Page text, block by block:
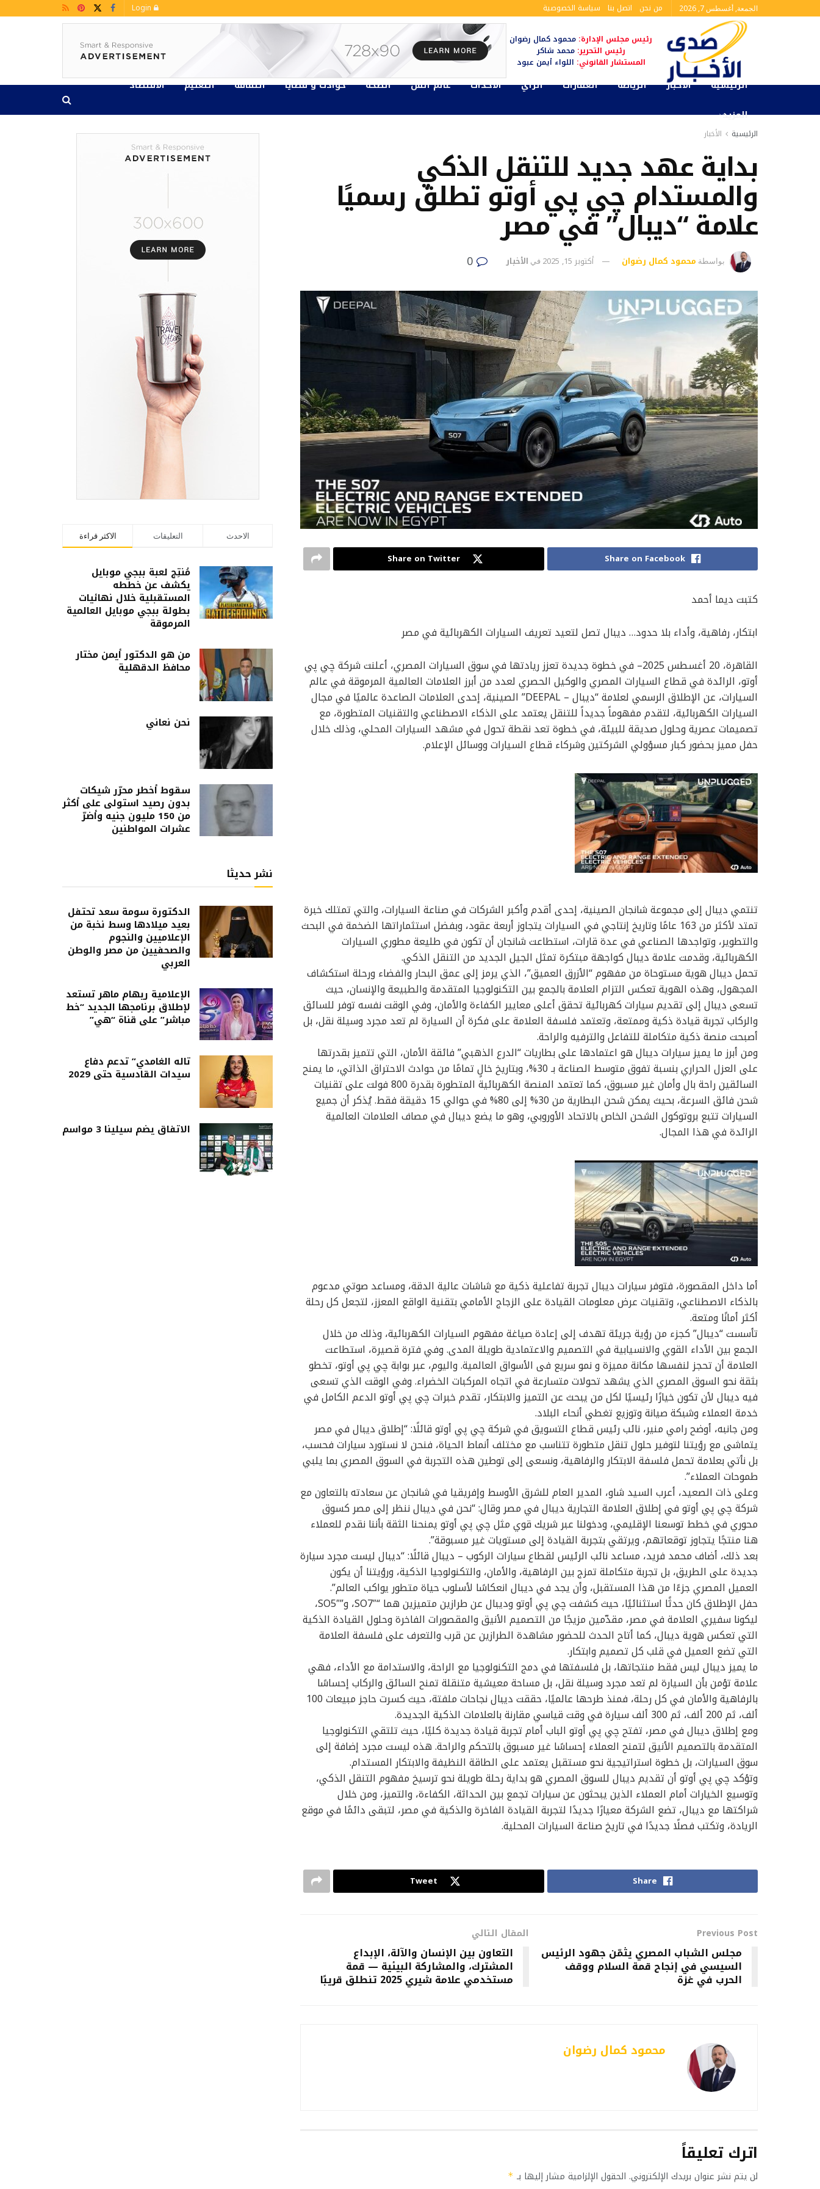
الجمعة, أغسطس 7, 2026 من نحن اتصل بنا سياسة الخصوصية
رئيس مجلس الإدارة: محمود كمال رضوان
رئيس التحرير:محمد شاكر
المستشار القانوني: اللواء أيمن عبود
الرئيسية الأخبار الرياضة العقارات الرأي الأحداث عالم الفن الصحة حوادث و قضايا الثقافة التعليم
الاقتصاد
المزيد
الرئيسية الأخبار
بداية عهد جديد للتنقل الذكي
والمستدام چي پي أوتو تطلق رسميًا
علامة “ديبال” في مصر
بواسطة محمود كمال رضوان أكتوبر 15, 2025 في الأخبار
Share on Facebook
Share on Twitter
كتبت ديما أحمد
ابتكار، رفاهية، وأداء بلا حدود… ديبال تصل لتعيد تعريف السيارات الكهربائية في مصر
القاهرة، 20 أغسطس 2025– في خطوة جديدة تعزز ريادتها في سوق السيارات المصري، أعلنت شركة چي پي
أوتو، الرائدة في قطاع السيارات المصري والوكيل الحصري لعدد من أبرز العلامات العالمية المرموقة في عالم
السيارات، عن الإطلاق الرسمي لعلامة “ديبال – DEEPAL” الصينية، إحدى العلامات الصاعدة عالميًا في مجال
السيارات الكهربائية، لتقدم مفهوماً جديداً للتنقل يعتمد على الذكاء الاصطناعي والتقنيات المتطورة، مع
تصميمات عصرية وحلول صديقة للبيئة، في خطوة تعد نقطة تحول في مشهد السيارات المحلي، وذلك خلال
حفل مميز بحضور كبار مسؤولي الشركتين وشركاء قطاع السيارات ووسائل الإعلام.
تنتمي ديبال إلى مجموعة شانجان الصينية، إحدى أقدم وأكبر الشركات في صناعة السيارات، والتي تمتلك خبرة
تمتد لأكثر من 163 عامًا وتاريخ إنتاجي في السيارات يتجاوز أربعة عقود، وبفضل استثماراتها الضخمة في البحث
والتطوير، وتواجدها الصناعي في عدة قارات، استطاعت شانجان أن تكون في طليعة مطوري السيارات
الكهربائية، وقدمت علامة ديبال كواجهة مبتكرة تمثل الجيل الجديد من التنقل الذكي.
تحمل ديبال هوية مستوحاة من مفهوم “الأزرق العميق”، الذي يرمز إلى عمق البحار والفضاء ورحلة استكشاف
المجهول، وهذه الهوية تعكس التزام العلامة بالجمع بين التكنولوجيا المتقدمة والطبيعة والإنسان، حيث
تسعى ديبال إلى تقديم سيارات كهربائية تحقق أعلى معايير الكفاءة والأمان، وفي الوقت نفسه توفر للسائق
والركاب تجربة قيادة ذكية وممتعة، وتعتمد فلسفة العلامة على فكرة أن السيارة لم تعد مجرد وسيلة نقل، بل
أصبحت منصة ذكية متكاملة للتفاعل والترفيه والراحة.
ومن أبرز ما يميز سيارات ديبال هو اعتمادها على بطاريات “الدرع الذهبي” فائقة الأمان، التي تتميز بقدرتها
على العزل الحراري بنسبة تفوق متوسط الصناعة بـ 30%، وبتاريخ خالٍ تمامًا من حوادث الاحتراق الذاتي، ما يمنح
السائقين راحة بال وأمان غير مسبوق، كما تعتمد المنصة الكهربائية المتطورة بقدرة 800 فولت على تقنيات
شحن فائق السرعة، بحيث يمكن شحن البطارية من 30% إلى 80% في حوالي 15 دقيقة فقط. يُذكر أن جميع
السيارات تتبع بروتوكول الشحن الخاص بالاتحاد الأوروبي، وهو ما يضع ديبال في مصاف العلامات العالمية
الرائدة في هذا المجال.
أما داخل المقصورة، فتوفر سيارات ديبال تجربة تفاعلية ذكية مع شاشات عالية الدقة، ومساعد صوتي مدعوم
بالذكاء الاصطناعي، وتقنيات عرض معلومات القيادة على الزجاج الأمامي بتقنية الواقع المعزز، لتجعل كل رحلة
أكثر أمانًا ومتعة.
تأسست “ديبال” كجزء من رؤية جريئة تهدف إلى إعادة صياغة مفهوم السيارات الكهربائية، وذلك من خلال
الجمع بين الأداء القوي والانسيابية في التصميم والاعتمادية طويلة المدى. وفي فترة قصيرة، استطاعت
العلامة أن تحجز لنفسها مكانة مميزة و نمو سريع فى الأسواق العالمية. واليوم، عبر بوابة چي پي أوتو، تخطو
بثقة نحو السوق المصري الذي يشهد تحولات متسارعة في اتجاه المركبات الخضراء. وفي الوقت الذي تسعى
فيه ديبال لأن تكون خيارًا رئيسيًا لكل من يبحث عن التميز والابتكار، تقدم خبرات چي پي أوتو الدعم الكامل في
خدمة العملاء وشبكة صيانة وتوزيع تغطي أنحاء البلاد.
ومن جانبه، أوضح رامي منير، نائب رئيس قطاع التسويق في شركة چي پي أوتو قائلًا: “إطلاق ديبال في مصر
يتماشى مع رؤيتنا لتوفير حلول تنقل متطورة تتناسب مع مختلف أنماط الحياة، فنحن لا نستورد سيارات فحسب،
بل نأتي بعلامة تحمل فلسفة الابتكار والرفاهية، ونسعى إلى توطين هذه التجربة في السوق المصري بما يلبي
طموحات العملاء”.
وعلى ذات الصعيد، أعرب السيد شاو، المدير العام للشرق الأوسط وإفريقيا في شانجان عن سعادته بالتعاون مع
شركة چي پي أوتو في إطلاق العلامة التجارية ديبال في مصر وقال: “نحن في ديبال ننظر إلى مصر كسوق
محوري في خطط توسعنا الإقليمي، ودخولنا عبر شريك قوي مثل چي پي أوتو يمنحنا الثقة بأننا نقدم للعملاء
هنا منتجًا يتجاوز توقعاتهم، ويرتقي بتجربة القيادة إلى مستويات غير مسبوقة”.
بعد ذلك، أضاف محمد فريد، مساعد نائب الرئيس لقطاع سيارات الركوب – ديبال قائلًا: “ديبال ليست مجرد سيارة
جديدة على الطريق، بل تجربة متكاملة تمزج بين الرفاهية، والأمان، والتكنولوجيا الذكية، ورؤيتنا أن يكون
العميل المصري جزءًا من هذا المستقبل، وأن يجد في ديبال انعكاسًا لأسلوب حياة متطور يواكب العالم”.
حفل الإطلاق كان حدثًا استثنائيًا، حيث كشفت چي پي أوتو وديبال عن طرازين متميزين هما “SO7″، و”SO5″،
ليكونا سفيري العلامة في مصر، مقدّمين مزيجًا من التصميم الأنيق والمقصورات الفاخرة وحلول القيادة الذكية
التي تعكس هوية ديبال، كما أتاح الحدث للحضور مشاهدة الطرازين عن قرب والتعرف على فلسفة العلامة
التي تضع العميل في قلب كل تصميم وابتكار.
ما يميز ديبال ليس فقط منتجاتها، بل فلسفتها في دمج التكنولوجيا مع الراحة، والاستدامة مع الأداء، فهي
علامة تؤمن بأن السيارة لم تعد مجرد وسيلة نقل، بل مساحة معيشية متنقلة تمنح السائق والركاب إحساسًا
بالرفاهية والأمان في كل رحلة، فمنذ طرحها عالميًا، حققت ديبال نجاحات ملفتة، حيث كسرت حاجز مبيعات 100
ألف، ثم 200 ألف، ثم 300 ألف سيارة في وقت قياسي مقارنة بالعلامات الذكية الجديدة.
ومع إطلاق ديبال في مصر، تفتح چي پي أوتو الباب أمام تجربة قيادة جديدة كليًا، حيث تلتقي التكنولوجيا
المتقدمة بالتصميم الأنيق لتمنح العملاء إحساسًا غير مسبوق بالتحكم والراحة. هذه ليست مجرد إضافة إلى
سوق السيارات، بل خطوة استراتيجية نحو مستقبل يعتمد على الطاقة النظيفة والابتكار المستدام.
وتؤكد چي پي أوتو أن تقديم ديبال للسوق المصري هو بداية رحلة طويلة نحو ترسيخ مفهوم التنقل الذكي،
وتوسيع الخيارات أمام العملاء الذين يبحثون عن سيارات تجمع بين الحداثة، الكفاءة، والتميز، ومن خلال
شراكتها مع ديبال، تضع الشركة معيارًا جديدًا لتجربة القيادة الفاخرة والذكية في مصر، لتبقى دائمًا في موقع
الريادة، وتكتب فصلًا جديدًا في تاريخ صناعة السيارات المحلية.
Share
Tweet
Previous Post
مجلس الشباب المصري يثمّن جهود الرئيس
السيسي في إنجاح قمة السلام ووقف
الحرب في غزة
المقال التالي
التعاون بين الإنسان والآلة، الإبداع
المشترك، والمشاركة البيئية — قمة
مستخدمي علامة شيري 2025 تنطلق قريبًا
محمود كمال رضوان
اترك تعليقاً
لن يتم نشر عنوان بريدك الإلكتروني. الحقول الإلزامية مشار إليها بـ *
الاكثر قراءة التعليقات الاحدث
مُنتِج لعبة ببجي موبايل
يكشف عن خططه
المستقبلية خلال نهائيات
بطولة ببجي موبايل العالمية
المرموقة
من هو الدكتور أيمن مختار
محافظ الدقهلية
نحن نعاني
سقوط أخطر محرّر شيكات
بدون رصيد استولى على أكثر
من 150 مليون جنيه وأضرّ
عشرات المواطنين
نشر حديثا
الدكتورة سومة سعد تحتفل
بعيد ميلادها وسط نخبة من
الإعلاميين والنجوم
والصحفيين من مصر والوطن
العربي
الإعلامية ريهام ماهر تستعد
لإطلاق برنامجها الجديد “خط
مباشر” على قناة “هي”
تاله الغامدي” تدعم دفاع
سيدات القادسية حتى 2029
الاتفاق يضم سيلينا 3 مواسم